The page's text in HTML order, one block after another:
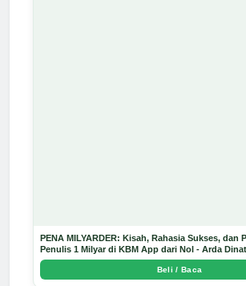
PENA MILYARDER: Kisah, Rahasia Sukses, dan
Penulis 1 Milyar di KBM App dari Nol - Arda
Beli / Baca